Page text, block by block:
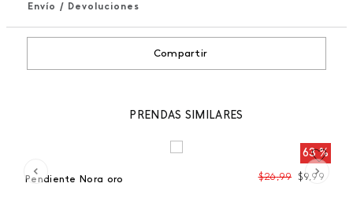
Envío / Devoluciones
Compartir
PRENDAS SIMILARES
63 %
Pendiente Nora oro $26,99 $9,99